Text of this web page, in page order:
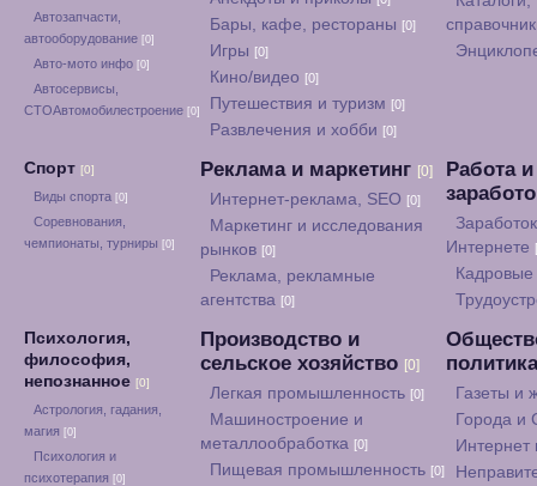
Автозапчасти,
автооборудование [0]
Авто-мото инфо [0]
Автосервисы,
СТОАвтомобилестроение [0]
Бары, кафе, рестораны [0]
Игры [0]
Кино/видео [0]
Путешествия и туризм [0]
Развлечения и хобби [0]
Спорт [0]
Виды спорта [0]
Соревнования,
чемпионаты, турниры [0]
Реклама и маркетинг [0]
Интернет-реклама, SEO [0]
Маркетинг и исследования
рынков [0]
Реклама, рекламные
агентства [0]
Работа и
Интернете
Кадровые
Психология,
философия,
непознанное [0]
Астрология, гадания,
магия [0]
Психология и
психотерапия [0]
Производство и
сельское хозяйство [0]
Легкая промышленность [0]
Машиностроение и
металлообработка [0]
Пищевая промышленность [0]
Газеты и
Города и